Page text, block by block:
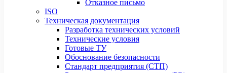
Отказное письмо
ISO
Техническая документация
Разработка технических условий
Технические условия
Готовые ТУ
Обоснование безопасности
Стандарт предприятия (СТП)